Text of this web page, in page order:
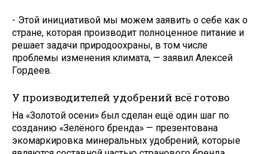
- Этой инициативой мы можем заявить о себе как о
стране, которая производит полноценное питание и
решает задачи природоохраны, в том числе
проблемы изменения климата, — заявил Алексей
Гордеев.
У производителей удобрений всё готово
На «Золотой осени» был сделан ещё один шаг по
созданию «Зелёного бренда» — презентована
экомаркировка минеральных удобрений, которые